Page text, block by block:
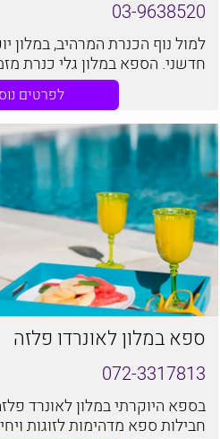
03-9638520
למול נוף הכנרת המרהיב, במלון
חדשני. הספא במלון גלי כנרת
נשכח, שיסחף אתכם אל מעבר
לפרטים
ספא במלון לאונרדו פלזה
072-3317813
בספא היוקרתי במלון לאונרד
חבילות ספא מדהימות לזוגות